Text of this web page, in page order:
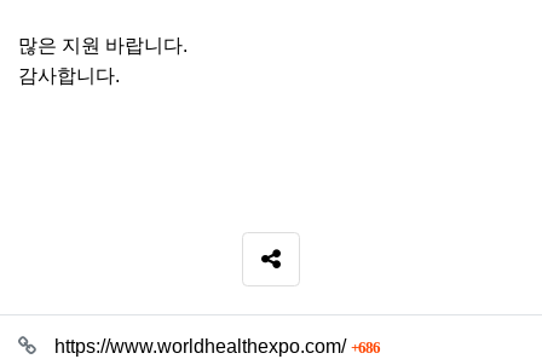
많은 지원 바랍니다.
감사합니다.
SNS 공유
관련자료https://www.worldhealthexpo.com/ 686회 연결